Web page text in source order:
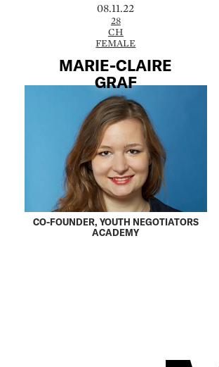
08.11.22
28
CH
FEMALE
MARIE-CLAIRE
­GRAF
CO-FOUNDER, YOUTH NEGOTIATORS
ACADEMY